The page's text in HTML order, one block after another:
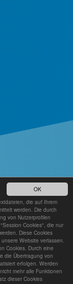
OK
die auf Ihrem
werden. Die durch
von Nutzerprofilen
Cookies", die nur
Diese Cookies
Website verlassen.
Cookies. Durch eine
die Übertragung von
erfolgen. Werden
mehr alle Funktionen
dieser Cookies